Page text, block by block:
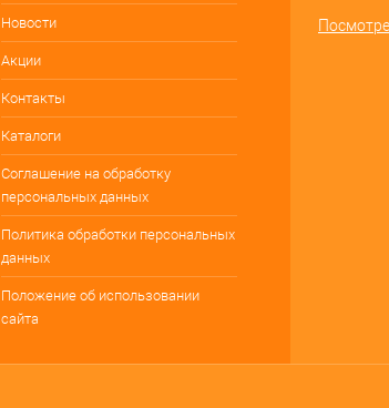
Новости
Акции
Контакты
Каталоги
Соглашение на обработку
персональных данных
Политика обработки персональных
данных
Положение об использовании
сайта